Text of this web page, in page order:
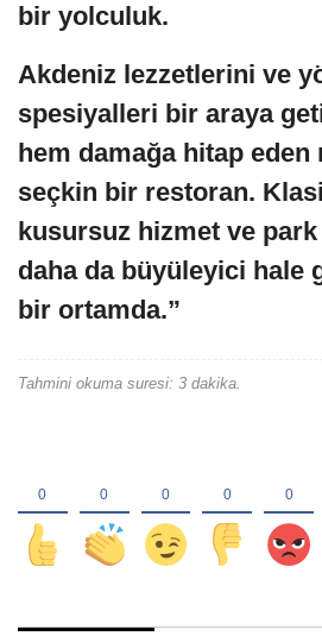
bir yolculuk.
Akdeniz lezzetlerini ve
spesiyalleri bir araya
hem damağa hitap eden
seçkin bir restoran.
kusursuz hizmet ve park
daha da büyüleyici hale
bir ortamda.”
Tahmini okuma suresi: 3 dakika.